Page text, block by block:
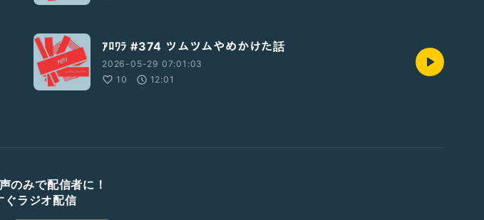
ｱﾛﾜﾗ #374 ツムツムやめかけた話
2026-05-29 07:01:03
10
12:01
のみで配信者に！
ぐラジオ配信